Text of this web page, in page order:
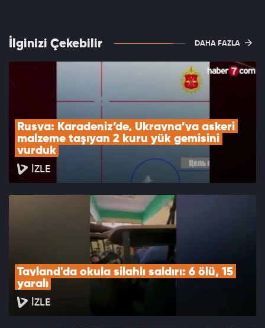
İlginizi Çekebilir DAHA FAZLA
Rusya: Karadeniz’de, Ukrayna’ya askeri
malzeme taşıyan 2 kuru yük gemisini
vurduk
İZLE
Tayland'da okula silahlı saldırı: 6 ölü, 15
yaralı
İZLE